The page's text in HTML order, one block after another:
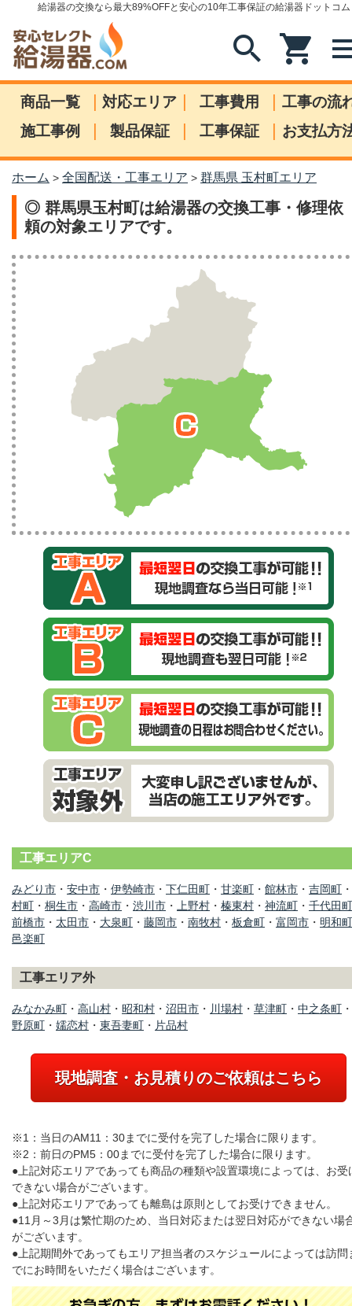
給湯器の交換なら最大89%OFFと安心の10年工事保証の給湯器ドットコム
search shopping_cart
商品一覧 | 対応エリア | 工事費用 | 工事の流
施工事例
| 製品保証 | 工事保証 | お支払方
ホーム > 全国配送・工事エリア > 群馬県 玉村町エリア
◎ 群馬県玉村町は給湯器の交換工事・修理依
頼の対象エリアです。
工事エリアC
みどり市 ・ 安中市 ・ 伊勢崎市 ・ 下仁田町 ・ 甘楽町 ・ 館林市 ・ 吉岡町 ・
村町 ・ 桐生市 ・ 高崎市 ・ 渋川市 ・ 上野村 ・ 榛東村 ・ 神流町 ・ 千代田町
前橋市 ・ 太田市 ・ 大泉町 ・ 藤岡市 ・ 南牧村 ・ 板倉町 ・ 富岡市 ・ 明和町
邑楽町
工事エリア外
みなかみ町 ・ 高山村 ・ 昭和村 ・ 沼田市 ・ 川場村 ・ 草津町 ・ 中之条町 ・
野原町 ・ 嬬恋村 ・ 東吾妻町 ・ 片品村
現地調査・お見積りのご依頼はこちら
※1：当日のAM11：30までに受付を完了した場合に限ります。
※2：前日のPM5：00までに受付を完了した場合に限ります。
●上記対応エリアであっても商品の種類や設置環境によっては、お受
できない場合がございます。
●上記対応エリアであっても離島は原則としてお受けできません。
●11月～3月は繁忙期のため、当日対応または翌日対応ができない場
がございます。
●上記期間外であってもエリア担当者のスケジュールによっては訪問
でにお時間をいただく場合はございます。